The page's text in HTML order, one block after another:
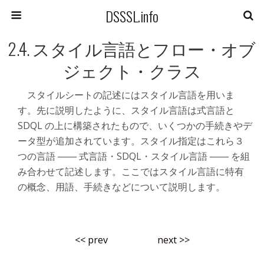
DSSSL.info
2.4. スタイル言語とフロー・オブ
ジェクト・クラス
スタイルシートの記述にはスタイル言語を用いま
す。先に説明したように、スタイル言語は式言語と
SDQL の上に構築されたもので、いくつかの手続きやデ
ータ型が追加されています。スタイル指定はこれら３
つの言語 ―― 式言語・SDQL・スタイル言語 ―― を組
み合わせて記述します。ここではスタイル言語に特有
の概念、用語、手続きなどについて説明します。
<< prev next >>